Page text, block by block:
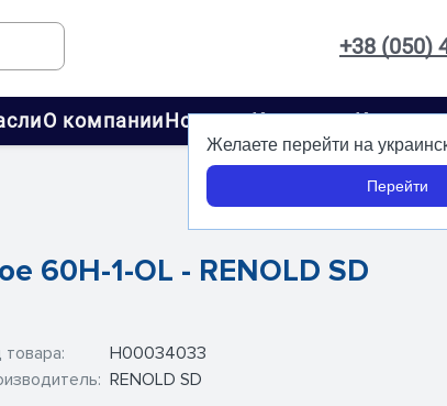
+38 (050)
О компанииНовостиКонтактыКарьера
Желаете перейти на
Перейти
60H-1-OL - RENOLD SD
товара:
Н00034033
RENOLD SD